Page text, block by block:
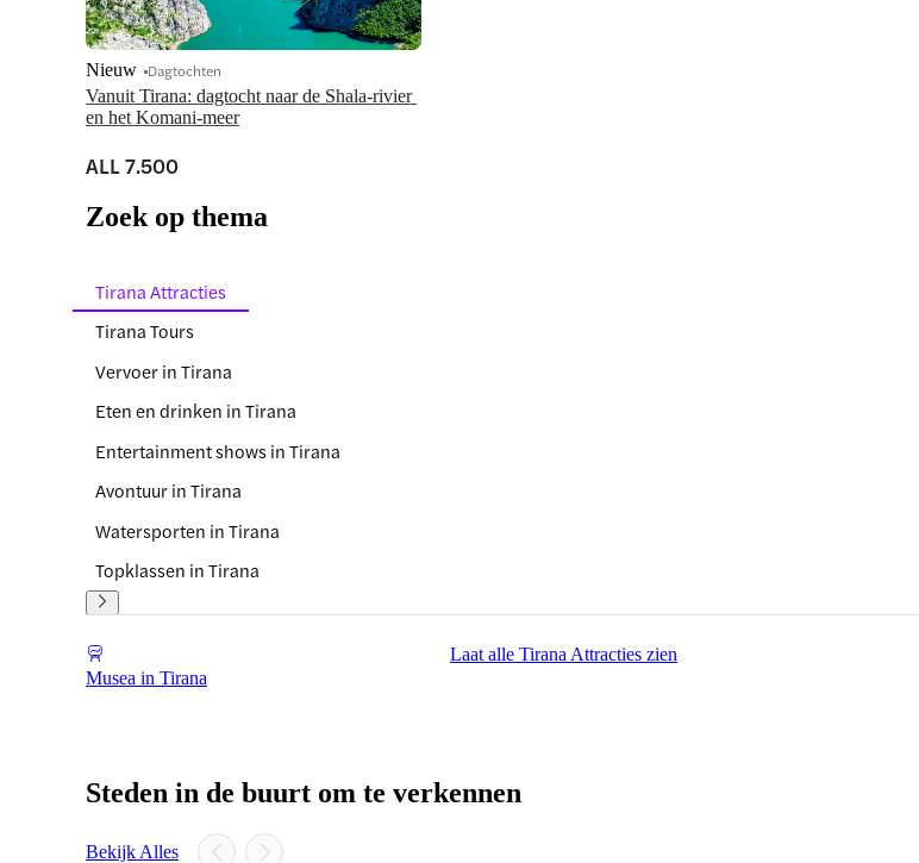
Vanuit Tirana: dagtocht naar de Shala-rivier
en het Komani-meer
Nieuw Dagtochten
ALL 7.500
Zoek op thema
Tirana Attracties
Tirana Tours
Vervoer in Tirana
Eten en drinken in Tirana
Entertainment shows in Tirana
Avontuur in Tirana
Watersporten in Tirana
Topklassen in Tirana
Musea in Tirana
Laat alle Tirana Attracties zien
Steden in de buurt om te verkennen
Bekijk Alles